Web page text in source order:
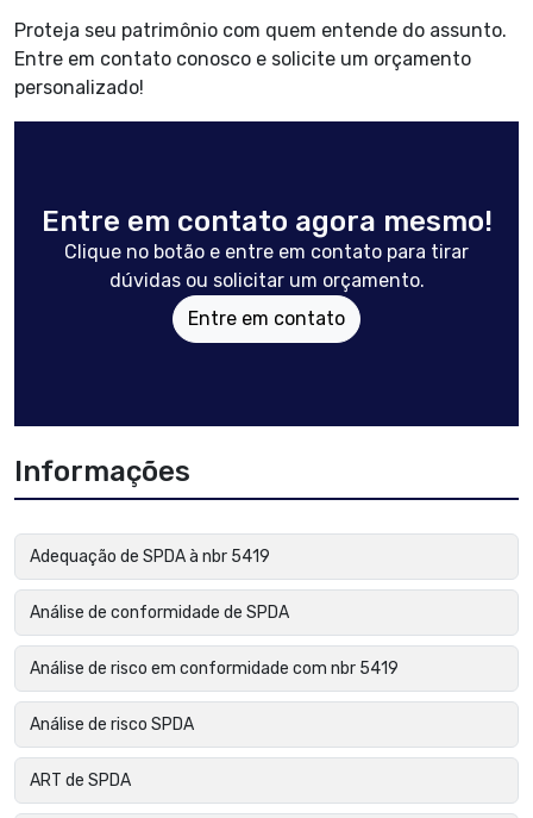
Proteja seu patrimônio com quem entende do assunto.
Entre em contato conosco e solicite um orçamento
personalizado!
Entre em contato agora mesmo!
Clique no botão e entre em contato para tirar
dúvidas ou solicitar um orçamento.
Entre em contato
Informações
Adequação de SPDA à nbr 5419
Análise de conformidade de SPDA
Análise de risco em conformidade com nbr 5419
Análise de risco SPDA
ART de SPDA